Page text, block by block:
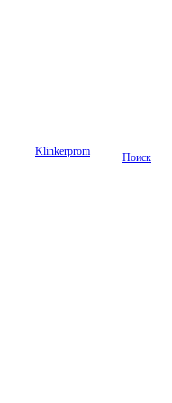
Поиск
Klinkerprom